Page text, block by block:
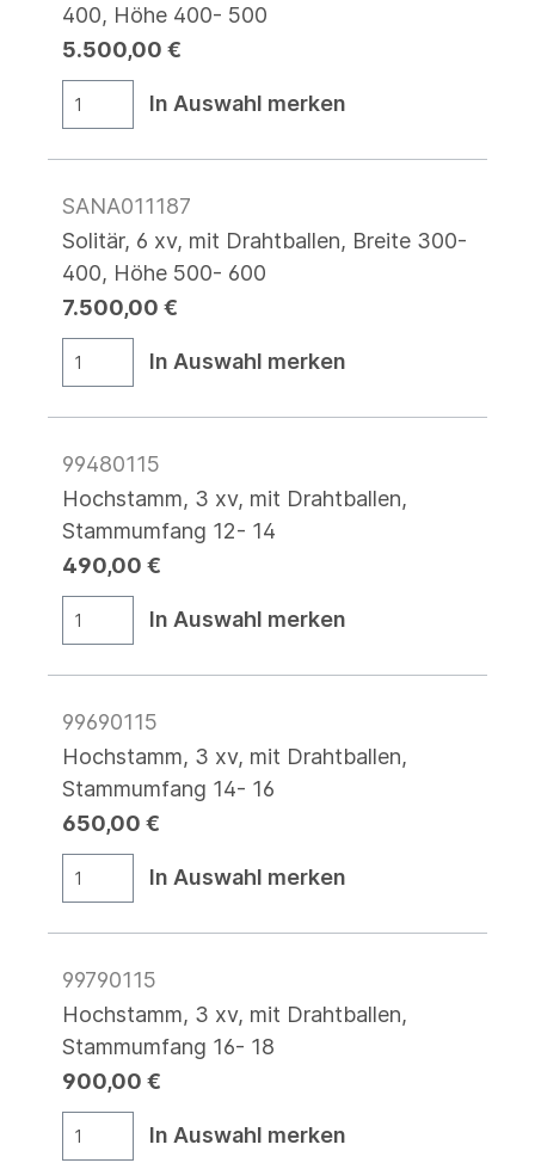
400, Höhe 400- 500
5.500,00 €
In Auswahl merken
SANA011187
Solitär, 6 xv, mit Drahtballen, Breite 300-
400, Höhe 500- 600
7.500,00 €
In Auswahl merken
99480115
Hochstamm, 3 xv, mit Drahtballen,
Stammumfang 12- 14
490,00 €
In Auswahl merken
99690115
Hochstamm, 3 xv, mit Drahtballen,
Stammumfang 14- 16
650,00 €
In Auswahl merken
99790115
Hochstamm, 3 xv, mit Drahtballen,
Stammumfang 16- 18
900,00 €
In Auswahl merken